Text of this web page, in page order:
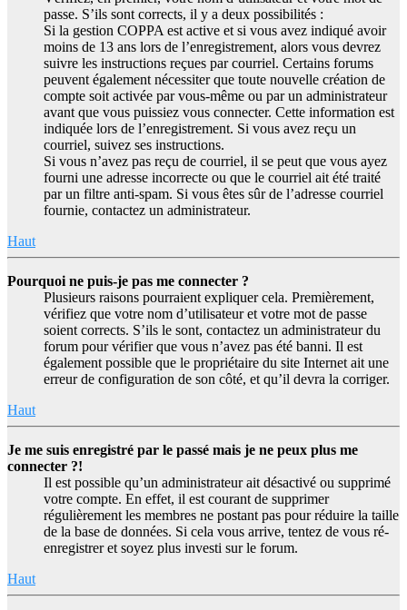
passe. S’ils sont corrects, il y a deux possibilités :
Si la gestion COPPA est active et si vous avez indiqué avoir
moins de 13 ans lors de l’enregistrement, alors vous devrez
suivre les instructions reçues par courriel. Certains forums
peuvent également nécessiter que toute nouvelle création de
compte soit activée par vous-même ou par un administrateur
avant que vous puissiez vous connecter. Cette information est
indiquée lors de l’enregistrement. Si vous avez reçu un
courriel, suivez ses instructions.
Si vous n’avez pas reçu de courriel, il se peut que vous ayez
fourni une adresse incorrecte ou que le courriel ait été traité
par un filtre anti-spam. Si vous êtes sûr de l’adresse courriel
fournie, contactez un administrateur.
Haut
Pourquoi ne puis-je pas me connecter ?
Plusieurs raisons pourraient expliquer cela. Premièrement,
vérifiez que votre nom d’utilisateur et votre mot de passe
soient corrects. S’ils le sont, contactez un administrateur du
forum pour vérifier que vous n’avez pas été banni. Il est
également possible que le propriétaire du site Internet ait une
erreur de configuration de son côté, et qu’il devra la corriger.
Haut
Je me suis enregistré par le passé mais je ne peux plus me
connecter ?!
Il est possible qu’un administrateur ait désactivé ou supprimé
votre compte. En effet, il est courant de supprimer
régulièrement les membres ne postant pas pour réduire la taille
de la base de données. Si cela vous arrive, tentez de vous ré-
enregistrer et soyez plus investi sur le forum.
Haut